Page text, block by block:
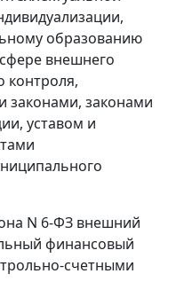
образованию
внешнего
контроля,
законами, законами
уставом и
N 6-ФЗ внешний
финансовый
счетными